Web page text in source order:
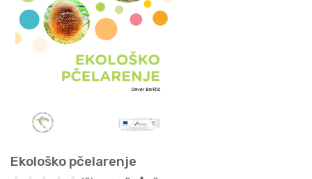
Ekološko pčelarenje